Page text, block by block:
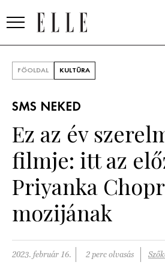
SZÉPSÉG
PSZICHÉ
PÁRKAPCSOLAT
FŐOLDAL KULTÚRA
SMS NEKED
Ez az év
filmje: itt az
Priyanka
mozijának
2023. február 16. 2 perc olvasás